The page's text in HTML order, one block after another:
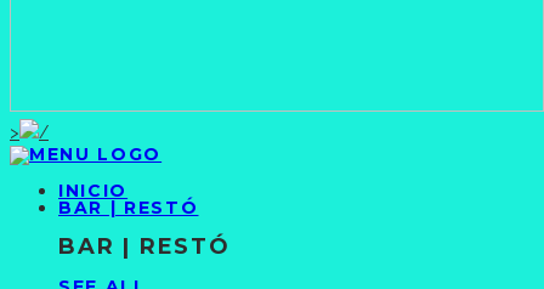
>
INICIO
BAR | RESTÓ
BAR | RESTÓ